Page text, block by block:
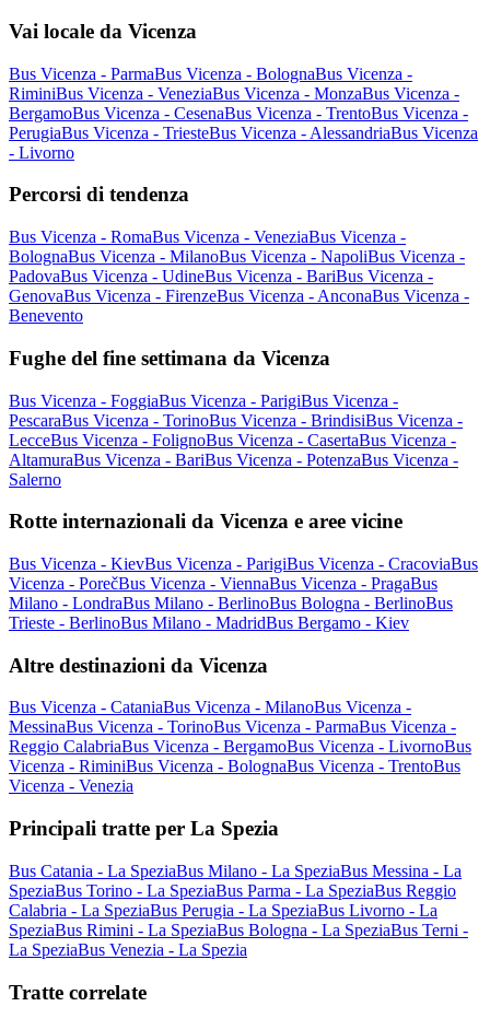
Vai locale da Vicenza
Bus Vicenza - ParmaBus Vicenza - BolognaBus Vicenza -
RiminiBus Vicenza - VeneziaBus Vicenza - MonzaBus Vicenza -
BergamoBus Vicenza - CesenaBus Vicenza - TrentoBus Vicenza -
PerugiaBus Vicenza - TriesteBus Vicenza - AlessandriaBus Vicenza
- Livorno
Percorsi di tendenza
Bus Vicenza - RomaBus Vicenza - VeneziaBus Vicenza -
BolognaBus Vicenza - MilanoBus Vicenza - NapoliBus Vicenza -
PadovaBus Vicenza - UdineBus Vicenza - BariBus Vicenza -
GenovaBus Vicenza - FirenzeBus Vicenza - AnconaBus Vicenza -
Benevento
Fughe del fine settimana da Vicenza
Bus Vicenza - FoggiaBus Vicenza - ParigiBus Vicenza -
PescaraBus Vicenza - TorinoBus Vicenza - BrindisiBus Vicenza -
LecceBus Vicenza - FolignoBus Vicenza - CasertaBus Vicenza -
AltamuraBus Vicenza - BariBus Vicenza - PotenzaBus Vicenza -
Salerno
Rotte internazionali da Vicenza e aree vicine
Bus Vicenza - KievBus Vicenza - ParigiBus Vicenza - CracoviaBus
Vicenza - PorečBus Vicenza - ViennaBus Vicenza - PragaBus
Milano - LondraBus Milano - BerlinoBus Bologna - BerlinoBus
Trieste - BerlinoBus Milano - MadridBus Bergamo - Kiev
Altre destinazioni da Vicenza
Bus Vicenza - CataniaBus Vicenza - MilanoBus Vicenza -
MessinaBus Vicenza - TorinoBus Vicenza - ParmaBus Vicenza -
Reggio CalabriaBus Vicenza - BergamoBus Vicenza - LivornoBus
Vicenza - RiminiBus Vicenza - BolognaBus Vicenza - TrentoBus
Vicenza - Venezia
Principali tratte per La Spezia
Bus Catania - La SpeziaBus Milano - La SpeziaBus Messina - La
SpeziaBus Torino - La SpeziaBus Parma - La SpeziaBus Reggio
Calabria - La SpeziaBus Perugia - La SpeziaBus Livorno - La
SpeziaBus Rimini - La SpeziaBus Bologna - La SpeziaBus Terni -
La SpeziaBus Venezia - La Spezia
Tratte correlate